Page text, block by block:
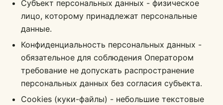
Субъект персональных данных - физическое
лицо, которому принадлежат персональные
данные.
Конфиденциальность персональных данных -
обязательное для соблюдения Оператором
требование не допускать распространение
персональных данных без согласия субъекта.
Cookies (куки-файлы) - небольшие текстовые